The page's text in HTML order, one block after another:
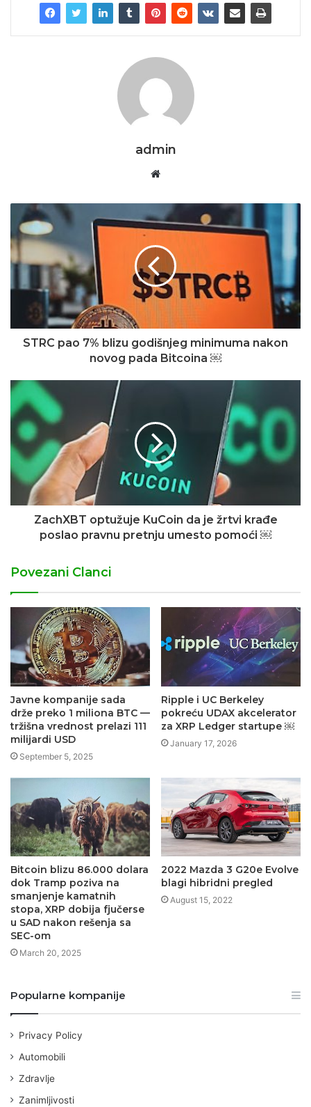
admin
Website
STRC pao 7% blizu godišnjeg minimuma nakon
novog pada Bitcoina ￼
ZachXBT optužuje KuCoin da je žrtvi krađe
poslao pravnu pretnju umesto pomoći ￼
Povezani Clanci
Javne kompanije sada
drže preko 1 miliona BTC —
tržišna vrednost prelazi 111
milijardi USD
September 5, 2025
Ripple i UC Berkeley
pokreću UDAX akcelerator
za XRP Ledger startupe ￼
January 17, 2026
Bitcoin blizu 86.000 dolara
dok Tramp poziva na
smanjenje kamatnih
stopa, XRP dobija fjučerse
u SAD nakon rešenja sa
SEC-om
March 20, 2025
2022 Mazda 3 G20e Evolve
blagi hibridni pregled
August 15, 2022
Popularne kompanije
Privacy Policy
Automobili
Zdravlje
Zanimljivosti